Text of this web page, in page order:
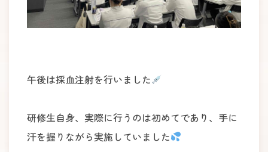
午後は採血注射を行いました
研修生自身、実際に行うのは初めてであり、手に
汗を握りながら実施していました